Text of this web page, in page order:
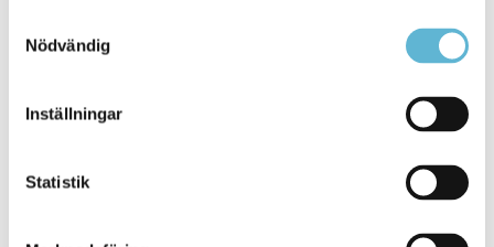
Nödvändig
Inställningar
Statistik
KONTAKT
Besöksadress